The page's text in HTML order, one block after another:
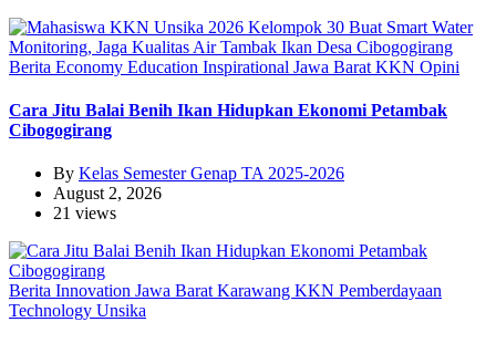
Berita Economy Education Inspirational Jawa Barat KKN Opini
Cara Jitu Balai Benih Ikan Hidupkan Ekonomi Petambak
Cibogogirang
By Kelas Semester Genap TA 2025-2026
August 2, 2026
21 views
Berita Innovation Jawa Barat Karawang KKN Pemberdayaan
Technology Unsika